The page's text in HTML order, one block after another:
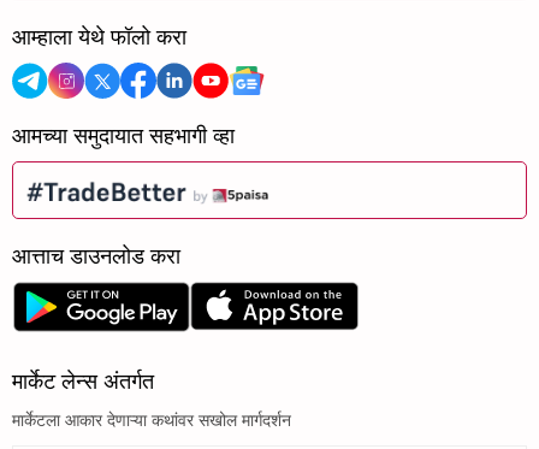
आम्हाला येथे फॉलो करा
आमच्या समुदायात सहभागी व्हा
आत्ताच डाउनलोड करा
मार्केट लेन्स अंतर्गत
मार्केटला आकार देणाऱ्या कथांवर सखोल मार्गदर्शन